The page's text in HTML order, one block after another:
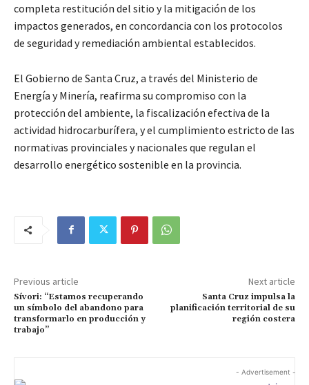
completa restitución del sitio y la mitigación de los
impactos generados, en concordancia con los protocolos
de seguridad y remediación ambiental establecidos.
El Gobierno de Santa Cruz, a través del Ministerio de
Energía y Minería, reafirma su compromiso con la
protección del ambiente, la fiscalización efectiva de la
actividad hidrocarburífera, y el cumplimiento estricto de las
normativas provinciales y nacionales que regulan el
desarrollo energético sostenible en la provincia.
Previous article
Sívori: “Estamos recuperando
un símbolo del abandono para
transformarlo en producción y
trabajo”
Next article
Santa Cruz impulsa la
planificación territorial de su
región costera
- Advertisement -